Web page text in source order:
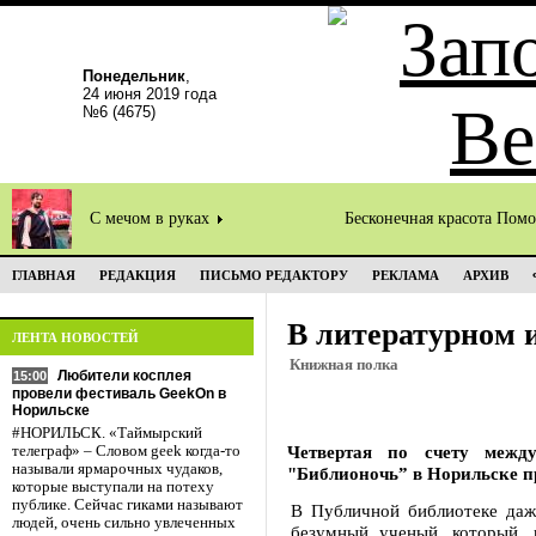
Понедельник,
24 июня 2019 года
№6 (4675)
С мечом в руках Бесконечная красота
ГЛАВНАЯ РЕДАКЦИЯ ПИСЬМО РЕДАКТОРУ РЕКЛАМА АРХИВ
ЛЕНТА НОВОСТЕЙ
15:00
Любители косплея
провели фестиваль GeekOn в
Норильске
#НОРИЛЬСК. «Таймырский
телеграф» – Словом geek когда-то
называли ярмарочных чудаков,
которые выступали на потеху
публике. Сейчас гиками называют
людей, очень сильно увлеченных
В литературном
Книжная полка
Четвертая по счету
"Библионочь” в Норильске
В Публичной библиотеке
безумный ученый, который,